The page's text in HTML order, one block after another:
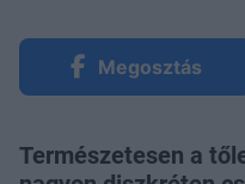
Megosztás
Természetesen a